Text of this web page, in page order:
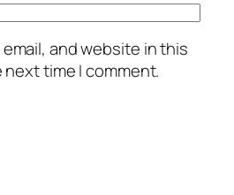
and website in this
time I comment.